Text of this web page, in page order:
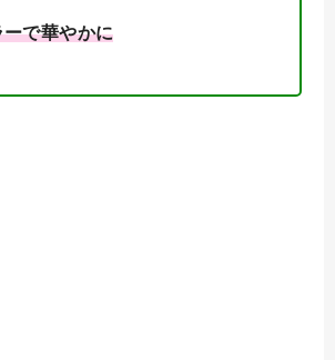
で華やかに